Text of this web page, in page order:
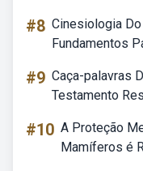
#8 Cinesiologia
Fundamentos
#9 Caça-palavras
Testamento
#10 A Proteção
Mamíferos é